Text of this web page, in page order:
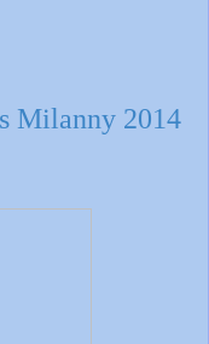
Milanny 2014